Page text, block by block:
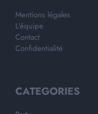
Mentions légales
L'équipe
Contact
Confidentialité
CATEGORIES